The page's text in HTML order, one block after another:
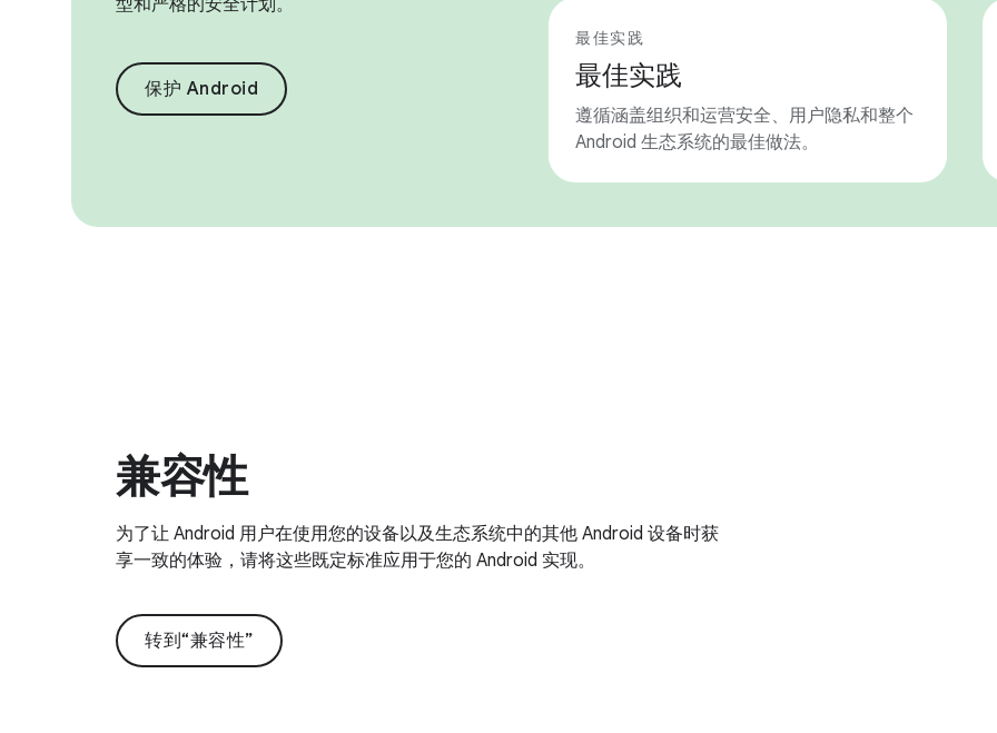
型和严格的安全计划。
保护 Android
最佳实践
最佳实践
遵循涵盖组织和运营安全、用户隐私和整个
Android 生态系统的最佳做法。
兼容性
为了让 Android 用户在使用您的设备以及生态系统中的其他 Android 设备时获
享一致的体验，请将这些既定标准应用于您的 Android 实现。
转到“兼容性”